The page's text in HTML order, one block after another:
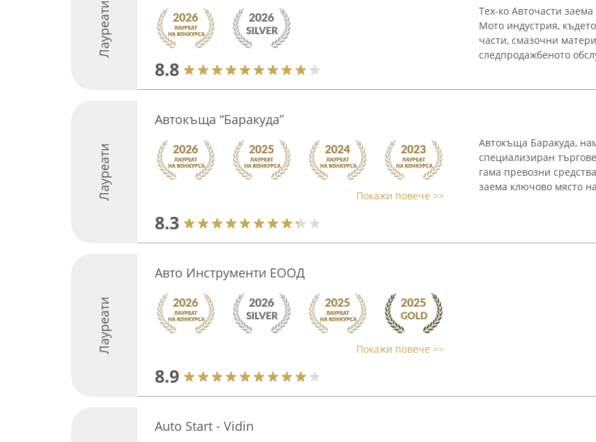
Лауреати
8.8
Тех-ко Авточасти
Мото индустрия,
части, смазочни
следпродажбеното
Лауреати
Автокъща “Баракуда”
Покажи повече >>
8.3
Автокъща Баракуда,
специализиран
гама превозни
заема ключово място
Лауреати
Авто Инструменти ЕООД
Покажи повече >>
8.9
Auto Start - Vidin